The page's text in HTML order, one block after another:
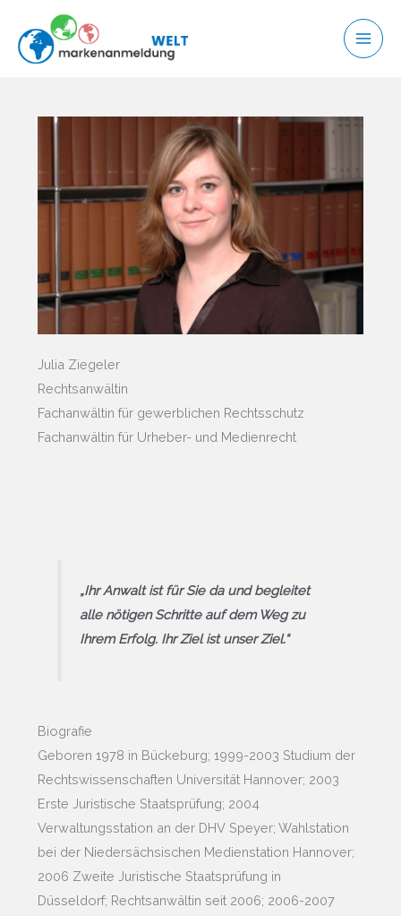
Inhalt
springen
Julia Ziegeler
Rechtsanwältin
Fachanwältin für gewerblichen Rechtsschutz
Fachanwältin für Urheber- und Medienrecht
„Ihr Anwalt ist für Sie da und begleitet
alle nötigen Schritte auf dem Weg zu
Ihrem Erfolg. Ihr Ziel ist unser Ziel.“
Biografie
Geboren 1978 in Bückeburg; 1999-2003 Studium der
Rechtswissenschaften Universität Hannover; 2003
Erste Juristische Staatsprüfung; 2004
Verwaltungsstation an der DHV Speyer; Wahlstation
bei der Niedersächsischen Medienstation Hannover;
2006 Zweite Juristische Staatsprüfung in
Düsseldorf; Rechtsanwältin seit 2006; 2006-2007